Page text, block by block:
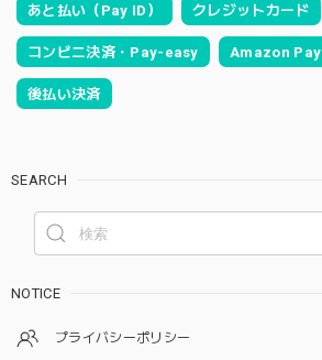
あと払い（Pay ID） クレジットカード
コンビニ決済・Pay-easy Amazon Pay
後払い決済
SEARCH
NOTICE
プライバシーポリシー